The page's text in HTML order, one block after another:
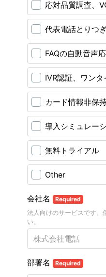
応対品質調査、
代表電話とりつ
FAQの自動音声
IVR認証、ワン
カード情報非保
導入シミュレー
無料トライアル
Other
会社名 Required
法人向けのサービスです。
い。
部署名 Required